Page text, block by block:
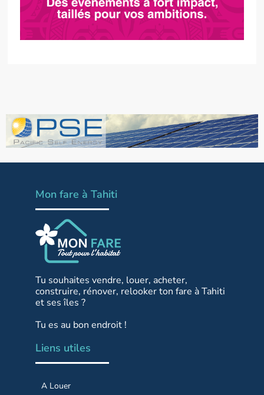
Mon fare à Tahiti
Tu souhaites vendre, louer, acheter,
construire, rénover, relooker ton fare à Tahiti
et ses îles ?
Tu es au bon endroit !
Liens utiles
A Louer